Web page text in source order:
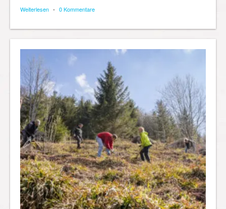
Weiterlesen • 0 Kommentare